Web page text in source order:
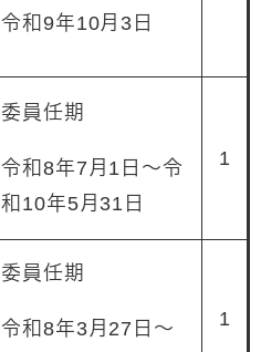
令和9年10月3日
委員任期
令和8年7月1日～令
和10年5月31日
1
委員任期
令和8年3月27日～
1